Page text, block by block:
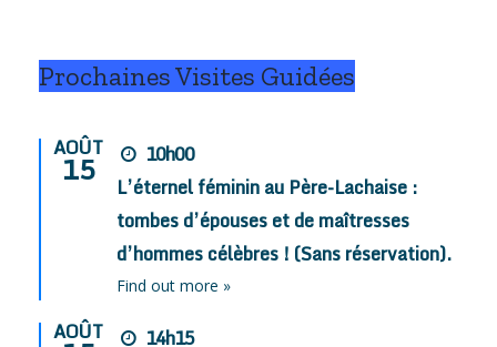
Prochaines Visites Guidées
AOÛT
15
10h00
L’éternel féminin au Père-Lachaise :
tombes d’épouses et de maîtresses
d’hommes célèbres ! (Sans réservation).
Find out more »
AOÛT
14h15